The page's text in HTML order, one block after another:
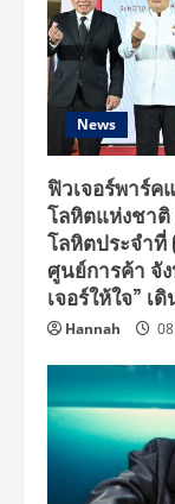
News
ฟิวเจอร์พาร์ค
โลหิตแห่งชาติ
โลหิตประจำที่
ศูนย์การค้า จั
เจอร์ให้ใจ” เ
Hannah